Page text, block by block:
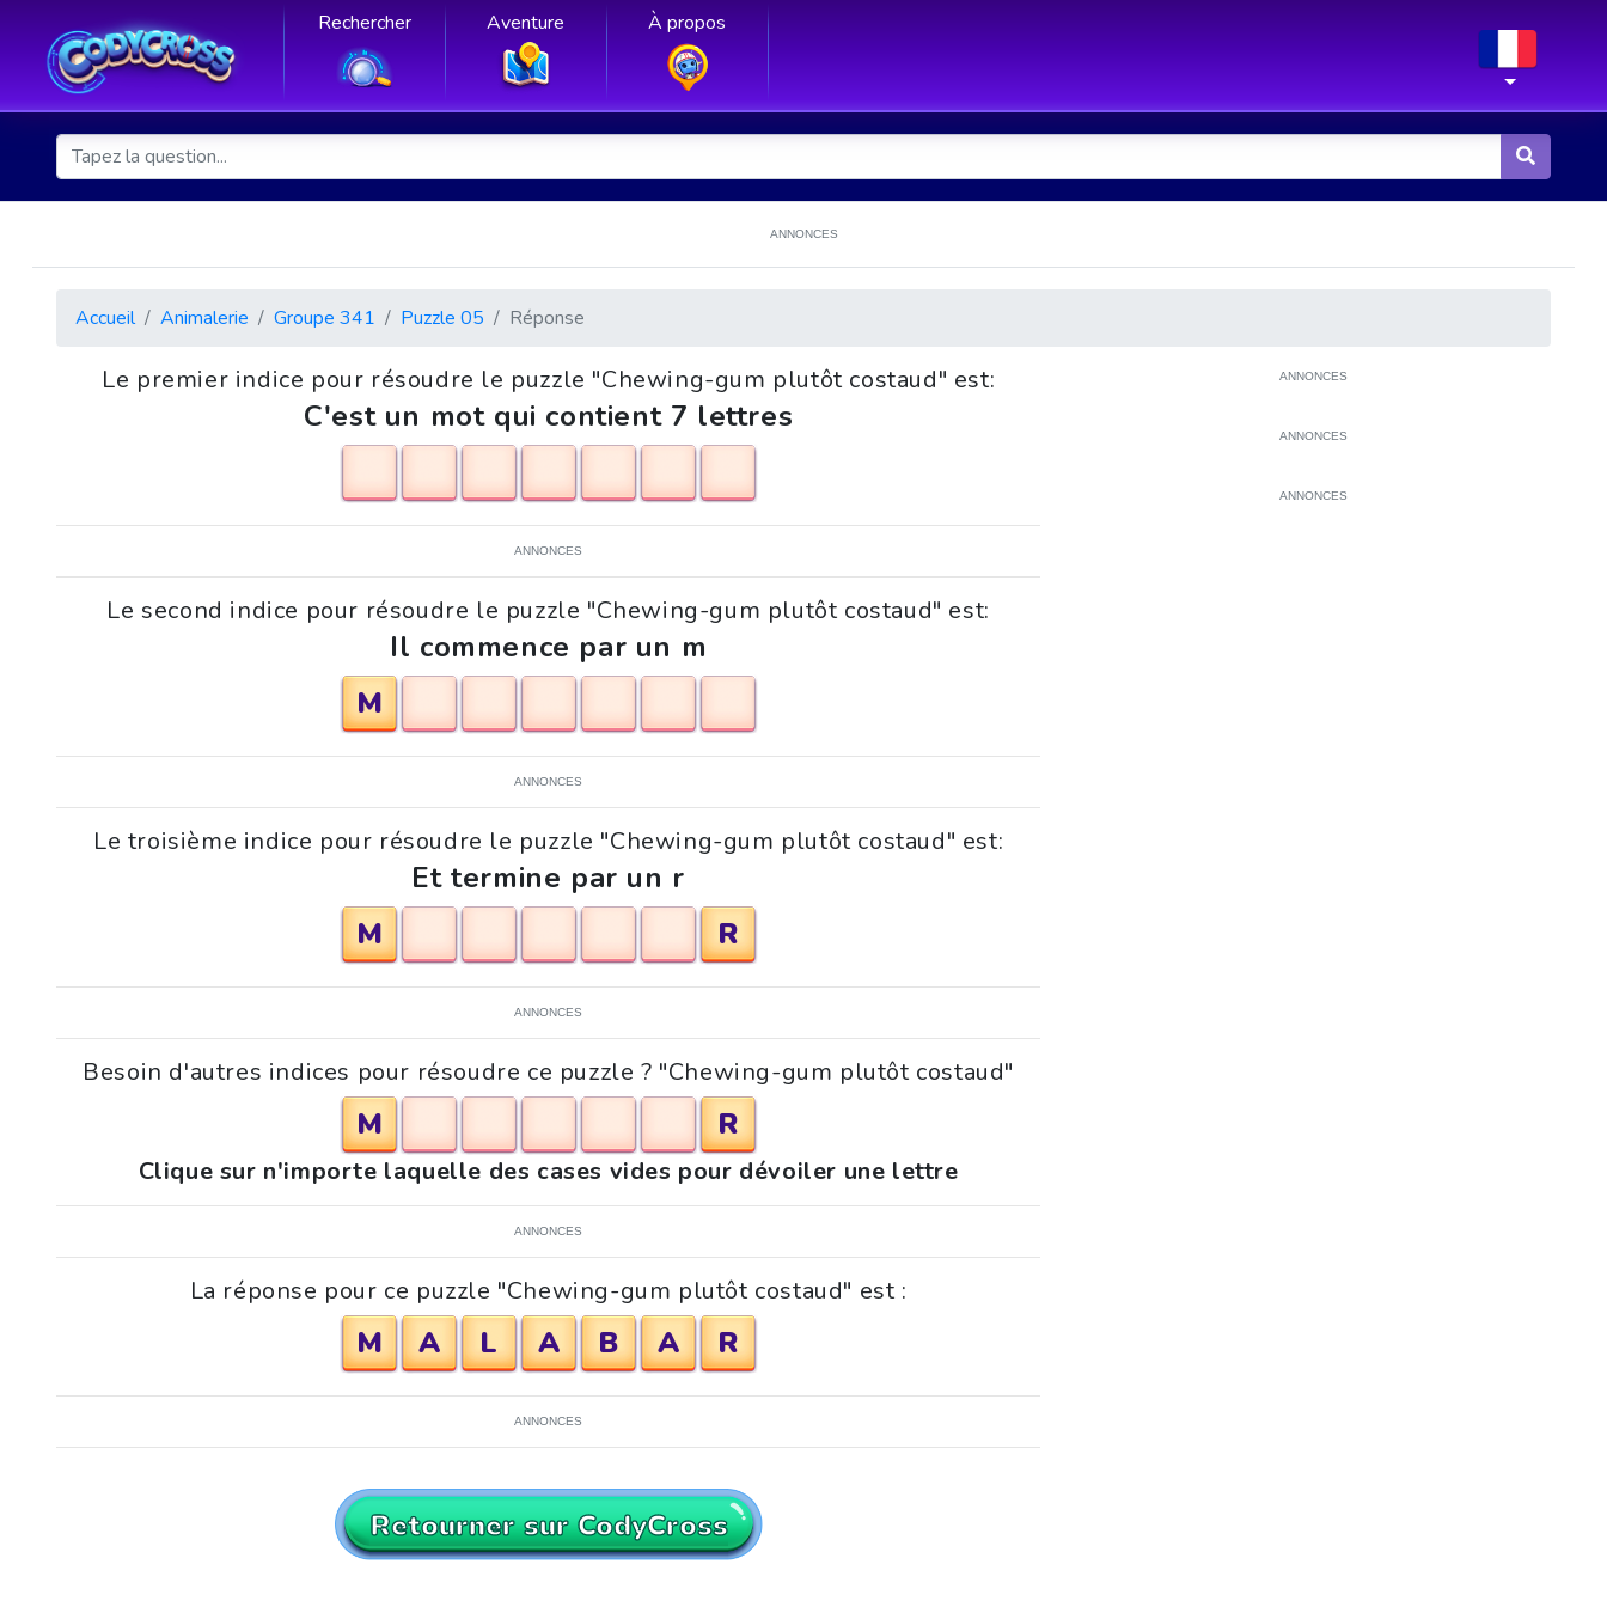
Rechercher Aventure À propos
ANNONCES
Accueil Animalerie Groupe 341 Puzzle 05 Réponse
Le premier indice pour résoudre le puzzle "Chewing-gum plutôt costaud" est:
C'est un mot qui contient 7 lettres
ANNONCES
Le second indice pour résoudre le puzzle "Chewing-gum plutôt costaud" est:
Il commence par un m
M
ANNONCES
Le troisième indice pour résoudre le puzzle "Chewing-gum plutôt costaud" est:
Et termine par un r
M
R
ANNONCES
Besoin d'autres indices pour résoudre ce puzzle ? "Chewing-gum plutôt costaud"
M R
Clique sur n'importe laquelle des cases vides pour dévoiler une lettre
ANNONCES
La réponse pour ce puzzle "Chewing-gum plutôt costaud" est :
M A L A B A R
ANNONCES
Retourner sur CodyCross
ANNONCES
ANNONCES
ANNONCES